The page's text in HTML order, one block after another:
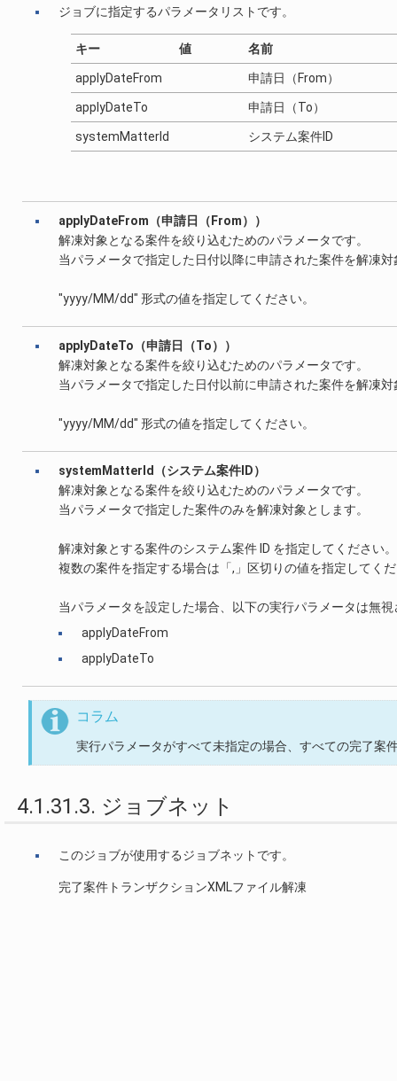
ジョブに指定するパラメータリストです。
キー 値 名前
applyDateFrom 申請日（From）
applyDateTo 申請日（To）
systemMatterId システム案件ID
applyDateFrom（申請日（From））
解凍対象となる案件を絞り込むためのパラメータです。
当パラメータで指定した日付以降に申請された案件を解凍
"yyyy/MM/dd" 形式の値を指定してください。
applyDateTo（申請日（To））
解凍対象となる案件を絞り込むためのパラメータです。
当パラメータで指定した日付以前に申請された案件を解凍
"yyyy/MM/dd" 形式の値を指定してください。
systemMatterId（システム案件ID）
解凍対象となる案件を絞り込むためのパラメータです。
当パラメータで指定した案件のみを解凍対象とします。
解凍対象とする案件のシステム案件 ID を指定してください。
複数の案件を指定する場合は「,」区切りの値を指定してく
当パラメータを設定した場合、以下の実行パラメータは無視
applyDateFrom
applyDateTo
コラム
実行パラメータがすべて未指定の場合、すべての完了案
4.1.31.3. ジョブネット
このジョブが使用するジョブネットです。
完了案件トランザクションXMLファイル解凍